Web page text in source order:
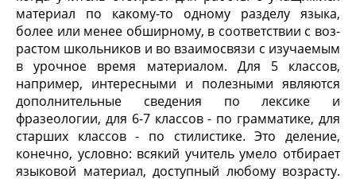
материал по какому-то одному раз­делу языка,
более или менее обширному, в соответствии с воз­
растом школьников и во взаимосвязи с изучаемым
в урочное время материалом. Для 5 классов,
например, интересными и полезными являются
дополнительные сведения по лексике и
фразеологии, для 6-7 классов - по грамматике, для
старших классов - по стилистике. Это деление,
конечно, условно: вся­кий учитель умело отбирает
языковой материал, доступный лю­бому возрасту.